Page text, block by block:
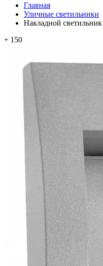
Главная
Уличные светильники
Накладной
+ 150